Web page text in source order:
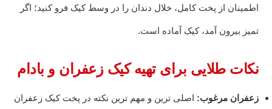
اطمینان از پخت کامل، خلال دندان را در وسط کیک فرو کنید؛ اگر
تمیز بیرون آمد، کیک آماده است.
نکات طلایی برای تهیه کیک زعفران و بادام
زعفران مرغوب: اصلی ترین و مهم ترین نکته در پخت کیک زعفران